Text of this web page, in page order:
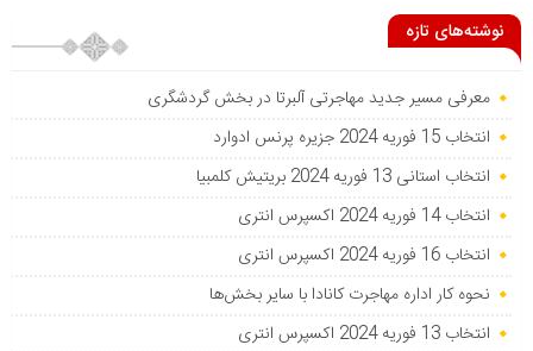
نوشته‌های تازه
معرفی مسیر جدید مهاجرتی آلبرتا در بخش گردشگری
انتخاب 15 فوریه 2024 جزیره پرنس ادوارد
انتخاب استانی 13 فوریه 2024 بریتیش کلمبیا
انتخاب 14 فوریه 2024 اکسپرس انتری
انتخاب 16 فوریه 2024 اکسپرس انتری
نحوه کار اداره مهاجرت کانادا با سایر بخش‌ها
انتخاب 13 فوریه 2024 اکسپرس انتری